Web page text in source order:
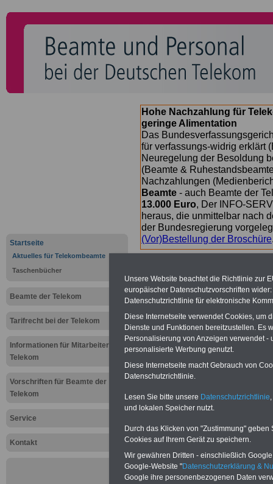
Startseite
Aktuelles für Telekombeamte
Taschenbücher
Beamte der Telekom
Tarifrecht bei der Telekom
Informationen für Mitarbeiter der
Telekom
Vorschriften für Beamte der
Telekom
Service
Kontakt
Hohe Nachzahlung für
geringe Alimentation
Das
für verfassungs-widrig erklärt
Neuregelung der Besoldung
(Beamte &
Nachzahlungen
Beamte - auch Beamte der
13.000 Euro, Der INFO-
heraus, die unmittelbar nach
der Bundesregierung
(Vor)Bestellung der Broschüre
Aktuelles
Systems -
für
Beamte
Beamtinnen und Beamtezum
zehn Taschenbücher und eBooks
Tarifrecht, Berufseinstieg und Rund
öffentlichen Dienst>>>mehr
Unsere Website beachtet die Richtlinie zur
europäischer Datenschutzvorschriften
Datenschutzrichtlinie für elektronische
Diese Internetseite verwendet Cookies, um
Dienste und Funktionen bereitzustellen. Es
Personalisierung von Anzeigen verwendet
personalisierte Werbung genutzt.
Diese Internetseite macht Gebrauch von
Datenschutzrichtlinie.
Lesen Sie bitte unsere Datenschutzrichtlinie
und lokalen Speicher nutzt.
Durch das Klicken von "Zustimmung"
Cookies auf Ihrem Gerät zu speichern.
Wir gewähren Dritten - einschließlich
Google-Website "Datenschutzerklärung &
Google ihre personenbezogenen Daten